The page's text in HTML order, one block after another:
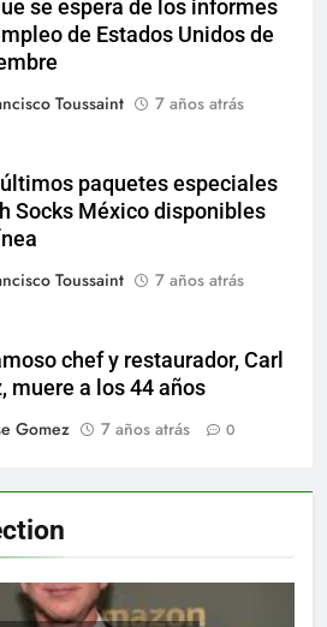
se espera de los informes
de Estados Unidos de
Toussaint
7 años atrás
paquetes especiales
Socks México disponibles
Toussaint
7 años atrás
chef y restaurador, Carl
muere a los 44 años
Gomez
7 años atrás 0